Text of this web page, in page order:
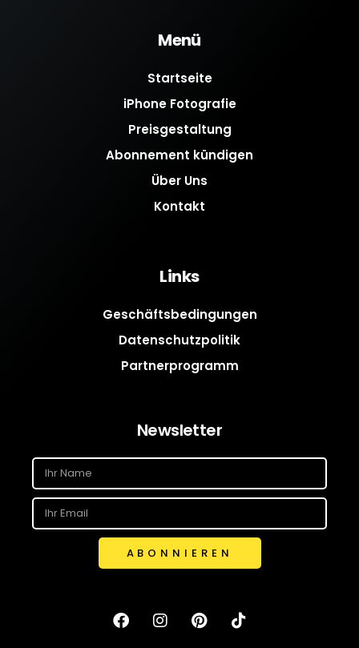
Menü
Startseite
iPhone Fotografie
Preisgestaltung
Abonnement kündigen
Über Uns
Kontakt
Links
Geschäftsbedingungen
Datenschutzpolitik
Partnerprogramm
Newsletter
ABONNIEREN